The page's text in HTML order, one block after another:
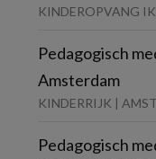
KINDEROPVANG
Pedagogisch
Amsterdam
KINDERRIJK |
Pedagogisch